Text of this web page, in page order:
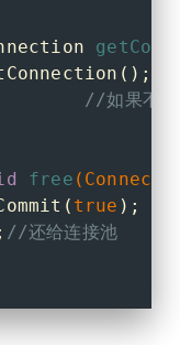
//如果不能
free
true );
//还给连接池